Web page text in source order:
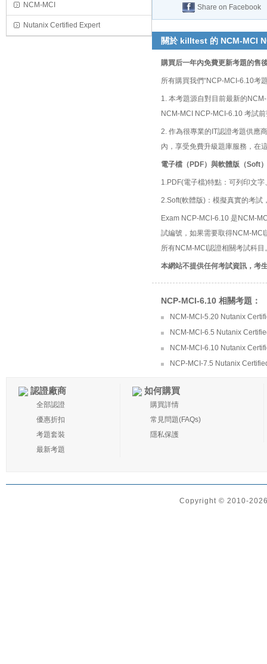
NCM-MCI
Nutanix Certified Expert
Share on Facebook
關於 killtest 的 NCM-MCI
購買后一年內免費更新考題的售
所有購買我們“NCP-MCI-6.10考
1. 本考題源自對目前最新的
NCM-MCI NCP-MCI-6.10 考試
2. 作為很專業的IT認證考題供應
內，享受免費升級題庫服務，在
電子檔（PDF）與軟體版（Soft
1.PDF(電子檔)特點：可列印文
2.Soft(軟體版)：模擬真實的考試
Exam NCP-MCI-6.10 是NCM-
試編號，如果需要取得NCM-
所有NCM-MCI認證相關考試科目
本網站不提供任何考試資訊，考
NCP-MCI-6.10 相關考題：
NCM-MCI-5.20 Nutanix
NCM-MCI-6.5 Nutanix
NCM-MCI-6.10 Nutanix
NCP-MCI-7.5 Nutanix
認證廠商
全部認證
優惠折扣
考題套裝
最新考題
如何購買
購買詳情
常見問題(FAQs)
隱私保護
Copyright © 2010-